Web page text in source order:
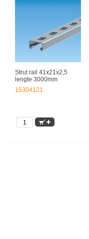
Strut rail 41x21x2,5
lengte 3000mm
15304121